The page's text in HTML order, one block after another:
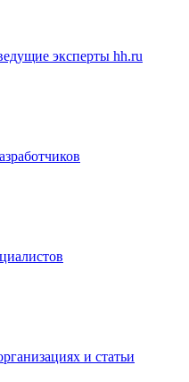
эксперты hh.ru
и статьи